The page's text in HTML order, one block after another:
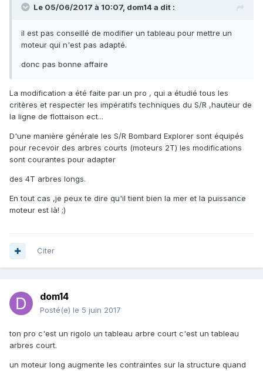
Le 05/06/2017 à 10:07, dom14 a dit :
il est pas conseillé de modifier un tableau pour mettre un
moteur qui n'est pas adapté.
donc pas bonne affaire
La modification a été faite par un pro , qui a étudié tous les
critères et respecter les impératifs techniques du S/R ,hauteur de
la ligne de flottaison ect...
D'une manière générale les S/R Bombard Explorer sont équipés
pour recevoir des arbres courts (moteurs 2T) les modifications
sont courantes pour adapter
des 4T arbres longs.
En tout cas ,je peux te dire qu'il tient bien la mer et la puissance
moteur est là! ;)
Citer
dom14
Posté(e) le 5 juin 2017
ton pro c'est un rigolo un tableau arbre court c'est un tableau
arbres court.
un moteur long augmente les contraintes sur la structure quand